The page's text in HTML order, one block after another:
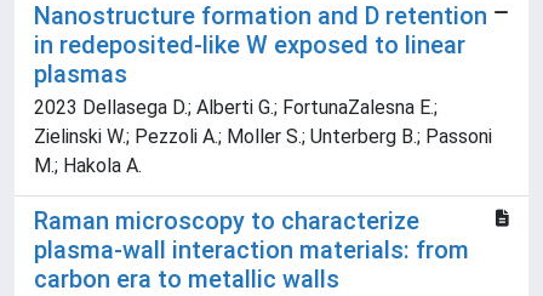
Nanostructure formation and D retention
in redeposited-like W exposed to linear
plasmas
2023 Dellasega D.; Alberti G.; FortunaZalesna E.;
Zielinski W.; Pezzoli A.; Moller S.; Unterberg B.; Passoni
M.; Hakola A.
Raman microscopy to characterize
plasma-wall interaction materials: from
carbon era to metallic walls